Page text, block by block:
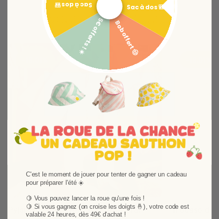
Vous aimerez aussi
Ajouter aux favoris
Supprimer des
Pyjama 1 mois avec col motif floral
Trousse de
Sac à dos 🎒
Bob offert 🤠
5€ offerts ! ☀️
Sac à dos 🎒
C'est le moment de jouer pour tenter de gagner un cadeau
pour préparer l'été ☀️
🍋 Vous pouvez lancer la roue qu'une fois !
🍋 Si vous gagnez (on croise les doigts 🤞), votre code est
valable 24 heures, dès 49€ d'achat !